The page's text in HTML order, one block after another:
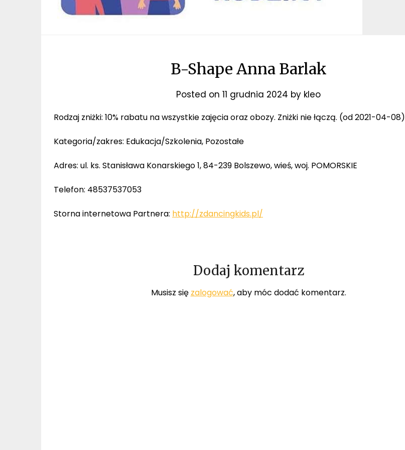
B-Shape Anna Barlak
Posted on 11 grudnia 2024 by kleo
Rodzaj zniżki: 10% rabatu na wszystkie zajęcia oraz obozy. Zniżki nie łączą. (od 2021-04-08)
Kategoria/zakres: Edukacja/Szkolenia, Pozostałe
Adres: ul. ks. Stanisława Konarskiego 1, 84-239 Bolszewo, wieś, woj. POMORSKIE
Telefon: 48537537053
Storna internetowa Partnera: http://zdancingkids.pl/
Dodaj komentarz
Musisz się zalogować, aby móc dodać komentarz.